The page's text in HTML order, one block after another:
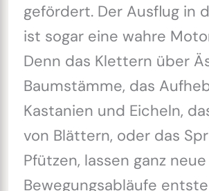
gefördert. Der Ausflug in
ist sogar eine wahre
Denn das Klettern über
Baumstämme, das
Kastanien und Eicheln,
von Blättern, oder das
Pfützen, lassen ganz neue
Bewegungsabläufe